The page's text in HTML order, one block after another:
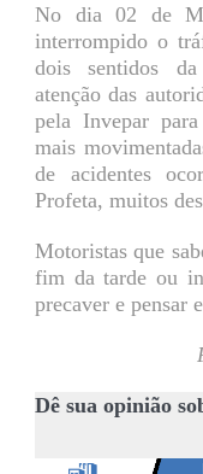
No dia 02 de
interrompido o
dois sentidos
atenção das
pela Invepar
mais
de acidentes
Profeta, muitos
Motoristas que
fim da tarde ou
precaver e pensar
Dê sua opinião